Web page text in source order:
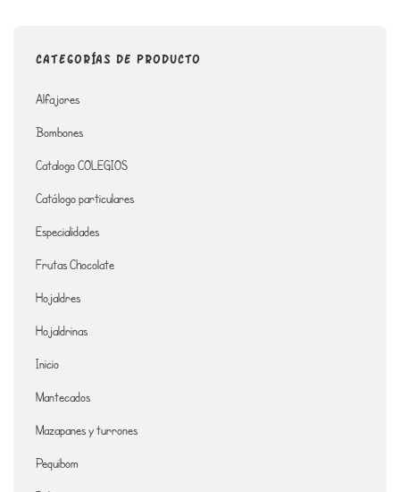
CATEGORÍAS DE PRODUCTO
Alfajores
Bombones
Catalogo COLEGIOS
Catálogo particulares
Especialidades
Frutas Chocolate
Hojaldres
Hojaldrinas
Inicio
Mantecados
Mazapanes y turrones
Pequibom